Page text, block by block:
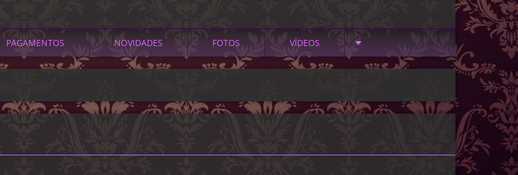
PAGAMENTOS NOVIDADES FOTOS VÍDEOS